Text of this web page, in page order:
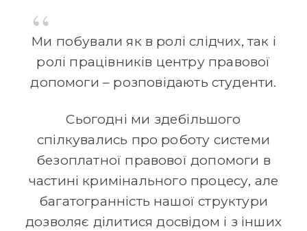
Ми побували як в ролі слідчих, так і
ролі працівників центру правової
допомоги – розповідають студенти.
Сьогодні ми здебільшого
спілкувались про роботу системи
безоплатної правової допомоги в
частині кримінального процесу, але
багатогранність нашої структури
дозволяє ділитися досвідом і з інших